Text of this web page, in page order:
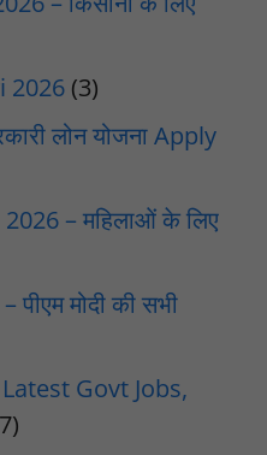
2026 (3)
लोन योजना Apply
– महिलाओं के लिए
मोदी की सभी
Govt Jobs,